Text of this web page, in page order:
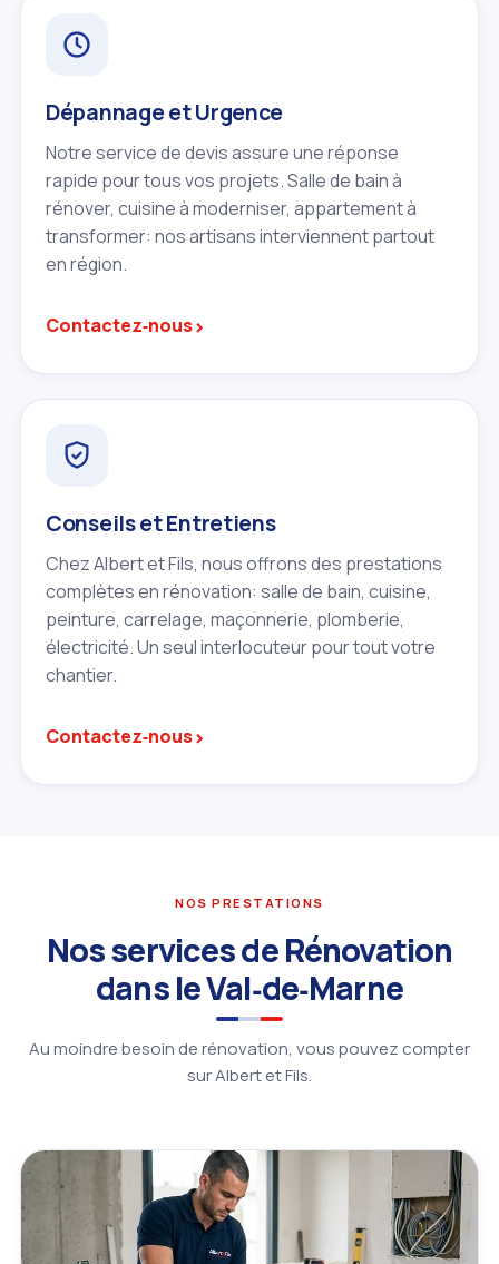
Dépannage et Urgence
Notre service de devis assure une réponse
rapide pour tous vos projets. Salle de bain à
rénover, cuisine à moderniser, appartement à
transformer: nos artisans interviennent partout
en région.
Contactez‑nous›
Conseils et Entretiens
Chez Albert et Fils, nous offrons des prestations
complètes en rénovation: salle de bain, cuisine,
peinture, carrelage, maçonnerie, plomberie,
électricité. Un seul interlocuteur pour tout votre
chantier.
Contactez‑nous›
NOS PRESTATIONS
Nos services de Rénovation
dans le Val‑de‑Marne
Au moindre besoin de rénovation, vous pouvez compter
sur Albert et Fils.